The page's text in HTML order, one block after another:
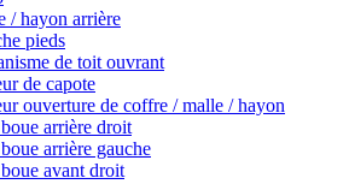
/ hayon arrière
pieds
de toit ouvrant
de capote
ouverture de coffre / malle / hayon
arrière droit
arrière gauche
avant droit